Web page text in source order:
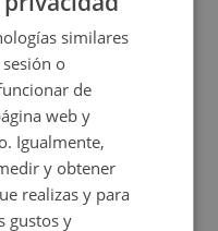
similares
o
de
web y
Igualmente,
y obtener
realizas y para
gustos y